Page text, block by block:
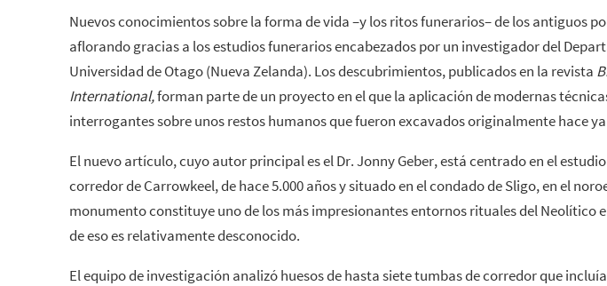
Nuevos conocimientos sobre la forma de vida –y los ritos funerarios– de los antiguos
aflorando gracias a los estudios funerarios encabezados por un investigador del
Universidad de Otago (Nueva Zelanda). Los descubrimientos, publicados en la revista
International,forman parte de un proyecto en el que la aplicación de modernas
interrogantes sobre unos restos humanos que fueron excavados originalmente hace ya
El nuevo artículo, cuyo autor principal es el Dr. Jonny Geber, está centrado en el
corredor de Carrowkeel, de hace 5.000 años y situado en el condado de Sligo, en el
monumento constituye uno de los más impresionantes entornos rituales del Neolítico
de eso es relativamente desconocido.
El equipo de investigación analizó huesos de hasta siete tumbas de corredor que